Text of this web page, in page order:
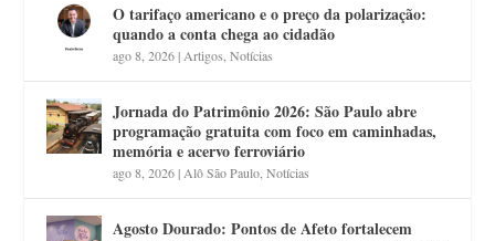
O tarifaço americano e o preço da polarização:
quando a conta chega ao cidadão
ago 8, 2026| Artigos ,Notícias
Jornada do Patrimônio 2026: São Paulo abre
programação gratuita com foco em caminhadas,
memória e acervo ferroviário
ago 8, 2026| Alô São Paulo ,Notícias
Agosto Dourado: Pontos de Afeto fortalecem